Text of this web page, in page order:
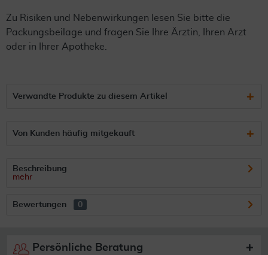
Zu Risiken und Nebenwirkungen lesen Sie bitte die
Packungsbeilage und fragen Sie Ihre Ärztin, Ihren Arzt
oder in Ihrer Apotheke.
Verwandte Produkte zu diesem Artikel
Von Kunden häufig mitgekauft
Beschreibung
mehr
Bewertungen 0
Persönliche Beratung